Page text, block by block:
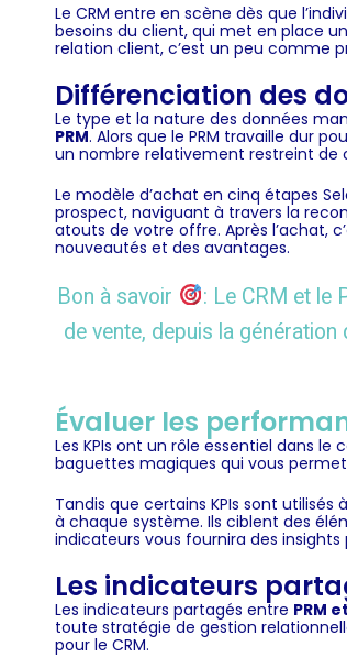
Le CRM entre en scène dès que
besoins du client, qui met en place
relation client, c’est un peu comme
Différenciation des
Le type et la nature des données
PRM. Alors que le PRM travaille dur
un nombre relativement restreint de
Le modèle d’achat en cinq étapes
prospect, naviguant à travers la
atouts de votre offre. Après l’achat,
nouveautés et des avantages.
Bon à savoir
: Le CRM et le
de vente, depuis la
Évaluer les
Les KPIs ont un rôle essentiel dans le
baguettes magiques qui vous
Tandis que certains KPIs sont
à chaque système. Ils ciblent des
indicateurs vous fournira des
Les indicateurs
Les indicateurs partagés entre PRM
toute stratégie de gestion
pour le CRM.